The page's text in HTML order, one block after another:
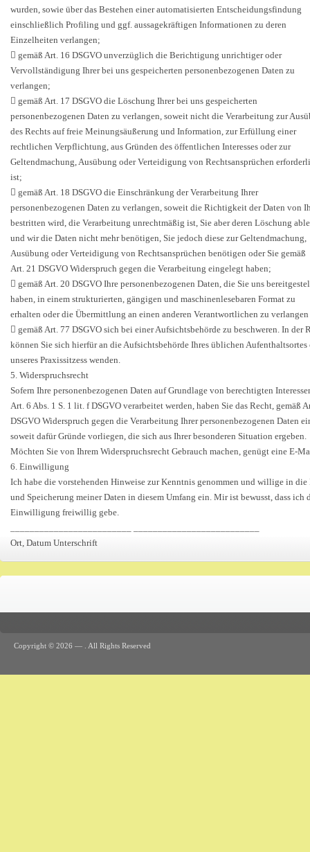
wurden, sowie über das Bestehen einer automatisierten Entscheidungsfindung
einschließlich Profiling und ggf. aussagekräftigen Informationen zu deren
Einzelheiten verlangen;
 gemäß Art. 16 DSGVO unverzüglich die Berichtigung unrichtiger oder
Vervollständigung Ihrer bei uns gespeicherten personenbezogenen Daten zu
verlangen;
 gemäß Art. 17 DSGVO die Löschung Ihrer bei uns gespeicherten
personenbezogenen Daten zu verlangen, soweit nicht die Verarbeitung zur
des Rechts auf freie Meinungsäußerung und Information, zur Erfüllung einer
rechtlichen Verpflichtung, aus Gründen des öffentlichen Interesses oder zur
Geltendmachung, Ausübung oder Verteidigung von Rechtsansprüchen
ist;
 gemäß Art. 18 DSGVO die Einschränkung der Verarbeitung Ihrer
personenbezogenen Daten zu verlangen, soweit die Richtigkeit der Daten von
bestritten wird, die Verarbeitung unrechtmäßig ist, Sie aber deren Löschung
und wir die Daten nicht mehr benötigen, Sie jedoch diese zur Geltendmachung,
Ausübung oder Verteidigung von Rechtsansprüchen benötigen oder Sie gemäß
Art. 21 DSGVO Widerspruch gegen die Verarbeitung eingelegt haben;
 gemäß Art. 20 DSGVO Ihre personenbezogenen Daten, die Sie uns
haben, in einem strukturierten, gängigen und maschinenlesebaren Format zu
erhalten oder die Übermittlung an einen anderen Verantwortlichen zu
 gemäß Art. 77 DSGVO sich bei einer Aufsichtsbehörde zu beschweren. In der
können Sie sich hierfür an die Aufsichtsbehörde Ihres üblichen Aufenthaltsortes
unseres Praxissitzess wenden.
5. Widerspruchsrecht
Sofern Ihre personenbezogenen Daten auf Grundlage von berechtigten
Art. 6 Abs. 1 S. 1 lit. f DSGVO verarbeitet werden, haben Sie das Recht, gemäß
DSGVO Widerspruch gegen die Verarbeitung Ihrer personenbezogenen Daten
soweit dafür Gründe vorliegen, die sich aus Ihrer besonderen Situation ergeben.
Möchten Sie von Ihrem Widerspruchsrecht Gebrauch machen, genügt eine E-
6. Einwilligung
Ich habe die vorstehenden Hinweise zur Kenntnis genommen und willige in die
und Speicherung meiner Daten in diesem Umfang ein. Mir ist bewusst, dass ich
Einwilligung freiwillig gebe.
Ort, Datum Unterschrift
Copyright © 2026 — . All Rights Reserved